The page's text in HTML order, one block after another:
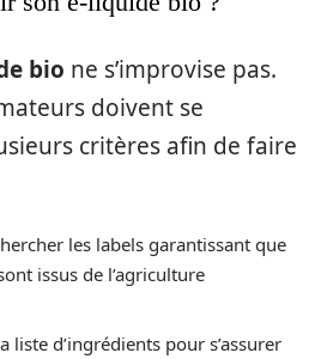
bio ne s’improvise pas.
doivent se
critères afin de faire
les labels garantissant que
issus de l’agriculture
liste d’ingrédients pour s’assurer